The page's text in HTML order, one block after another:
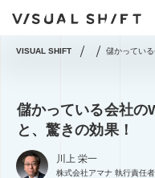
ドローン アート
ストックフォト
ソーシャルメディア
VISUAL SHIFT 儲かっている
儲かっている会社の
と、驚きの効果！
川上 栄一
株式会社アマナ 執行責任者